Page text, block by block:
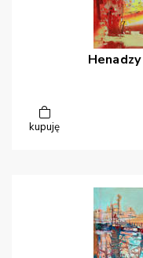
Henadzy
kupuję